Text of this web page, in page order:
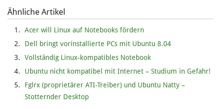
Ähnliche Artikel
Acer will Linux auf Notebooks fördern
Dell bringt vorinstallierte PCs mit Ubuntu 8.04
Vollständig Linux-kompatibles Notebook
Ubuntu nicht kompatibel mit Internet – Studium in Gefahr!
Fglrx (proprietärer ATI-Treiber) und Ubuntu Natty –
Stotternder Desktop